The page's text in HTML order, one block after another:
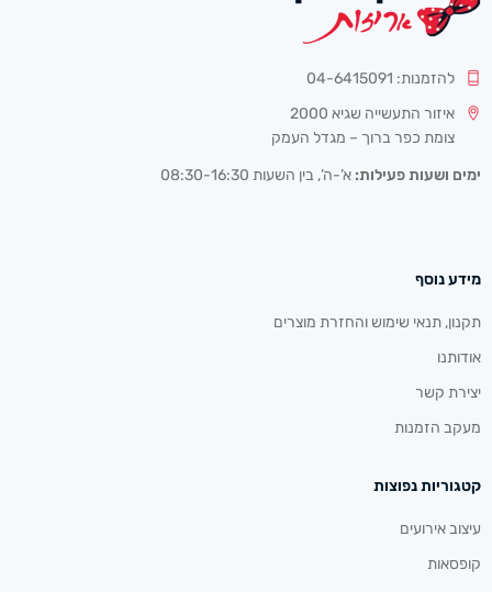
להזמנות: 04-6415091
איזור התעשייה שגיא 2000
צומת כפר ברוך – מגדל העמק
ימים ושעות פעילות: א’-ה’, בין השעות 08:30-16:30
מידע נוסף
תקנון, תנאי שימוש והחזרת מוצרים
אודותנו
יצירת קשר
מעקב הזמנות
קטגוריות נפוצות
עיצוב אירועים
קופסאות